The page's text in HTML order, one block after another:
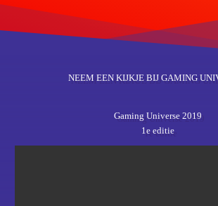
NEEM EEN KIJKJE BIJ GAMING
Gaming Universe 2019
1e editie